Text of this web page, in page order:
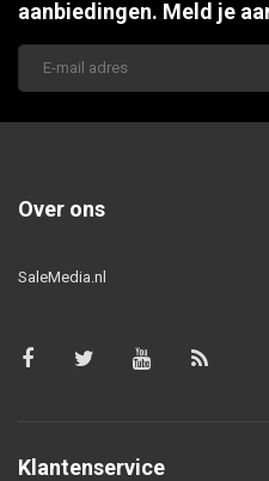
aanbiedingen. Meld je
Over ons
SaleMedia.nl
Klantenservice